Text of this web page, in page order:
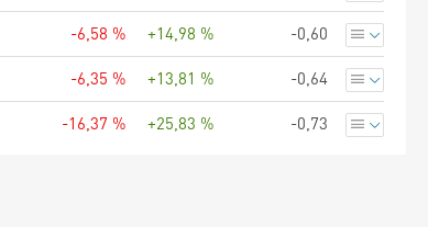
-6,58 % +14,98 % -0,60
-6,35 % +13,81 % -0,64
-16,37 % +25,83 % -0,73